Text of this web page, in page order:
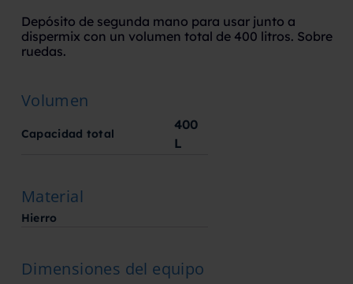
Depósito de segunda mano para usar junto a
dispermix con un volumen total de 400 litros. Sobre
ruedas.
Volumen
Capacidad total
400
L
Material
Hierro
Dimensiones del equipo